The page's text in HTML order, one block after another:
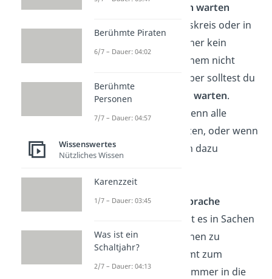
Mit dem Hinsetzen warten
Im engen Freundeskreis oder in
der Familie ist es eher kein
Thema, aber bei einem nicht
vertrauten Gastgeber solltest du
mit dem Hinsetzenwarten.
Nimm erst Platz, wenn alle
anderen schon sitzen, oder wenn
der Gastgeber dich dazu
Richtige Bestecksprache
In Deutschland gibt es in Sachen
Besteck einige Sachen zu
beachten. So kommt zum
Beispiel die
immer in die
Berühmte Piraten
6/7 – Dauer: 04:02
Berühmte
Personen
7/7 – Dauer: 04:57
Wissenswertes
Nützliches Wissen
Karenzzeit
1/7 – Dauer: 03:45
Was ist ein
Schaltjahr?
2/7 – Dauer: 04:13